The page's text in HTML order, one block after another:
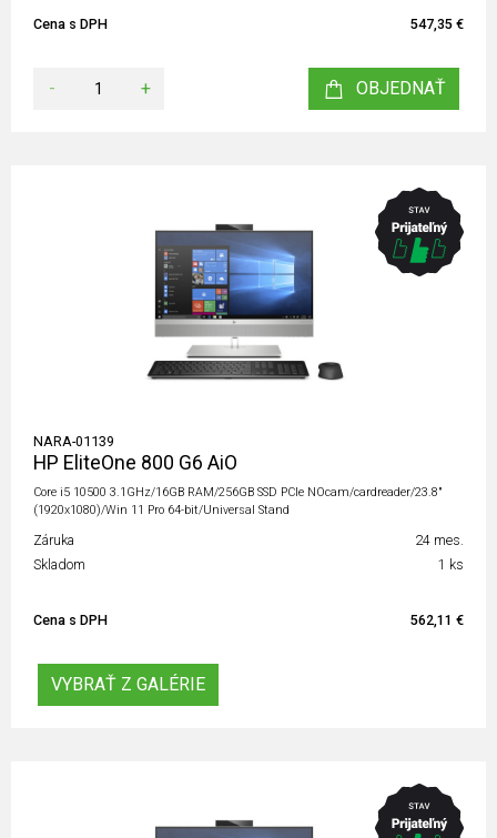
Cena s DPH 547,35 €
- + OBJEDNAŤ
NARA-01139
HP EliteOne 800 G6 AiO
Core i5 10500 3.1GHz/16GB RAM/256GB SSD PCIe NOcam/cardreader/23.8"
(1920x1080)/Win 11 Pro 64-bit/Universal Stand
Záruka
24 mes.
Skladom
1 ks
Cena s DPH 562,11 €
VYBRAŤ Z GALÉRIE